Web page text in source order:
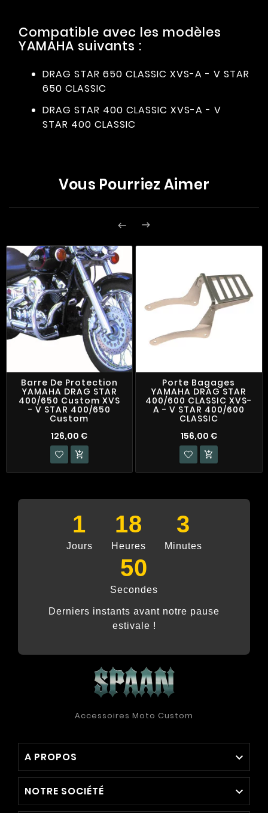
Compatible avec les modèles
YAMAHA suivants :
DRAG STAR 650 CLASSIC XVS-A - V STAR
650 CLASSIC
DRAG STAR 400 CLASSIC XVS-A - V
STAR 400 CLASSIC
Vous Pourriez Aimer
 
Barre De Protection
YAMAHA DRAG STAR
400/650 Custom XVS
- V STAR 400/650
Custom
126,00 €

Porte Bagages
YAMAHA DRAG STAR
400/600 CLASSIC XVS-
A - V STAR 400/600
CLASSIC
156,00 €

1
Jours
18
Heures
3
Minutes
50
Secondes
Derniers instants avant notre pause
estivale !
Accessoires Moto Custom
A PROPOS 
NOTRE SOCIÉTÉ 